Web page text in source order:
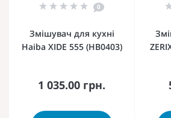
0
Змішувач для кухні
Haiba XIDE 555 (HB0403)
1 035.00 грн.